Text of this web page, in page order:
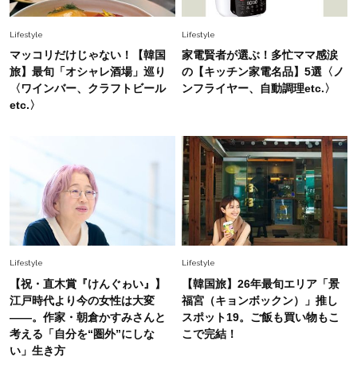
さん推薦「顔色が華やぐ」名品
Lifestyle 2026.3.23
【画像集】大西結花さん（57歳）の今。変わら
ぬ笑顔と、更年期を支える「愛用の整えアイテ
2026.7.6
『ジャケットの中に何着る？』の正解！普通のT
シャツよりキレイ見えする【上品トップス】4選
2個持ちになっても「ミニバッグ」持ちたい派！
Fashion 2026.6.26
【エルメス、セリーヌetc】地味見えしがちな40
代に！1本で即あか抜ける「名品ベルト」〈10
Lifestyle
マッコリだけじゃない！【韓国
旅】最旬「オシャレ酒場」巡り
〈ワインバー、クラフトビール
etc.〉
Lifestyle
家電賢者が選ぶ！多忙ママ感涙
の【キッチン家電名品】5選〈ノ
ンフライヤー、自動調理etc.〉
Lifestyle
【祝・直木賞『けんぐゎい』】
江戸時代より今の女性は大変
――。作家・朝倉かすみさんと
考える「自分を“圏外”にしな
い」生き方
Lifestyle
【韓国旅】26年最旬エリア「景
福宮（キョンボックン）」推し
スポット19。ご飯も買い物もこ
こで完結！